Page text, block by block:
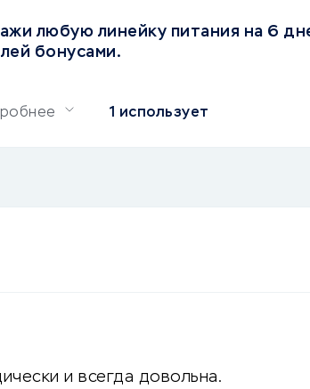
любую линейку питания на 6
бонусами.
1 использует
и всегда довольна.